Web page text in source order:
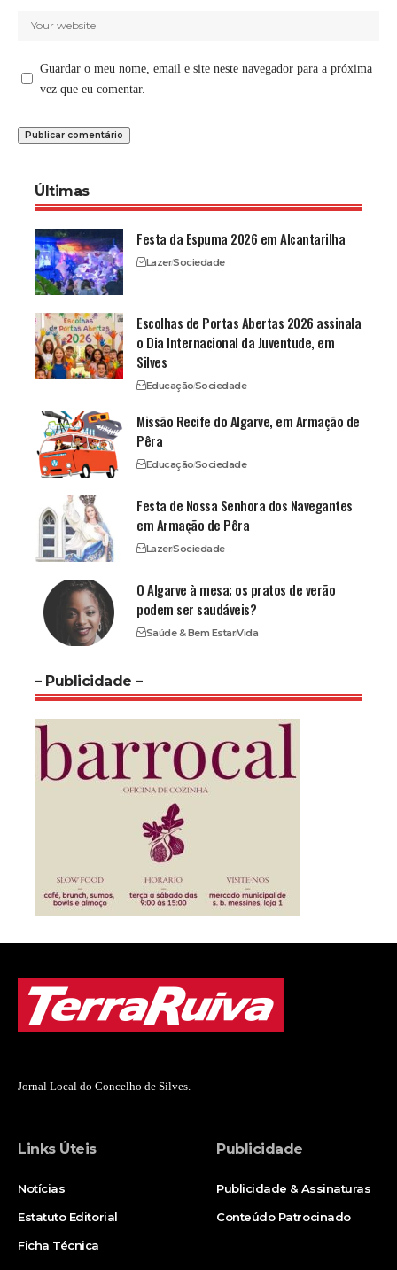
Guardar o meu nome, email e site neste navegador para a próxima
vez que eu comentar.
Últimas
Festa da Espuma 2026 em Alcantarilha
LazerSociedade
Escolhas de Portas Abertas 2026 assinala
o Dia Internacional da Juventude, em
Silves
EducaçãoSociedade
Missão Recife do Algarve, em Armação de
Pêra
EducaçãoSociedade
Festa de Nossa Senhora dos Navegantes
em Armação de Pêra
LazerSociedade
O Algarve à mesa; os pratos de verão
podem ser saudáveis?
Saúde & Bem EstarVida
– Publicidade –
Jornal Local do Concelho de Silves.
Links Úteis
Notícias
Estatuto Editorial
Ficha Técnica
Publicidade
Publicidade & Assinaturas
Conteúdo Patrocinado